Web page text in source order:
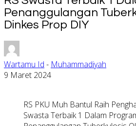
Penanggulangan
Dinkes Prop DIY
Wartamu Id - Muhammadiyah
9 Maret 2024
RS PKU Muh Bantul Raih
Swasta Terbaik 1 Dalam